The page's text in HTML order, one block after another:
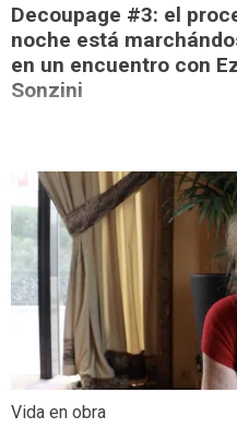
Decoupage #3: el
noche está
en un encuentro con
Sonzini
Vida en obra